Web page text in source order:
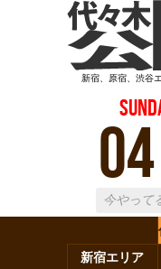
新宿、原宿、渋谷
04
新宿エリア